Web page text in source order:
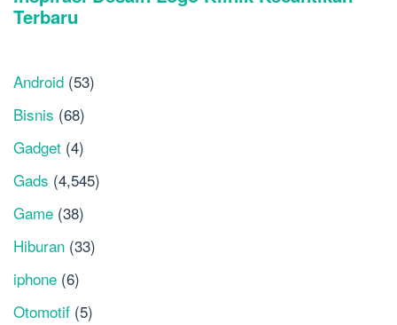
Android (53)
Bisnis (68)
Gadget (4)
Gads (4,545)
Game (38)
Hiburan (33)
iphone (6)
Otomotif (5)